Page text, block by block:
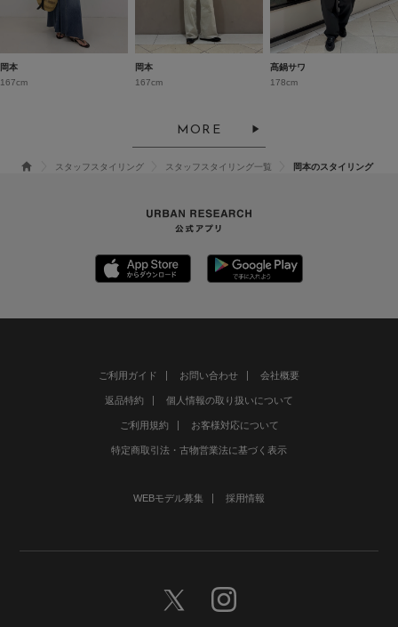
岡本
167cm
岡本
167cm
髙鍋サワ
178cm
MORE
スタッフスタイリング スタッフスタイリング一覧 岡本のスタイリング
ご利用ガイド お問い合わせ 会社概要
返品特約 個人情報の取り扱いについて
ご利用規約 お客様対応について
特定商取引法・古物営業法に基づく表示
WEBモデル募集 採用情報